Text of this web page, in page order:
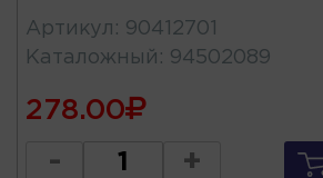
Артикул : 90412701
Каталожный : 94502089
278.00
- +